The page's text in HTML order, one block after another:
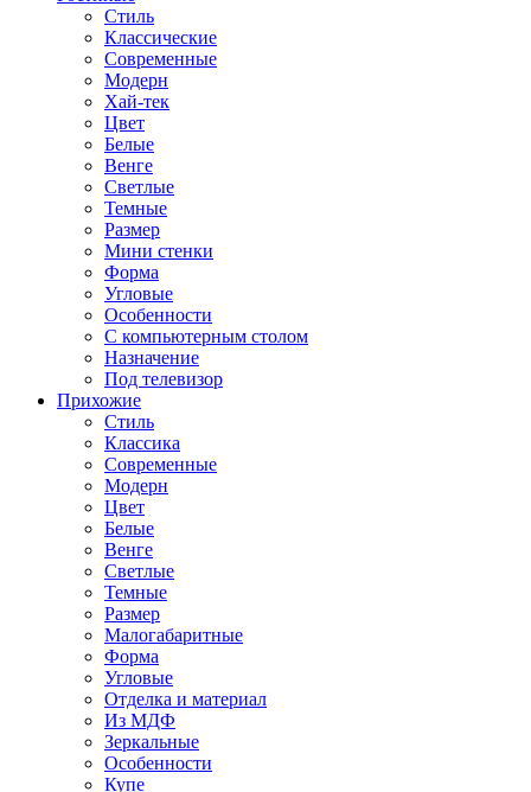
Стиль
Классические
Современные
Модерн
Хай-тек
Цвет
Белые
Венге
Светлые
Темные
Размер
Мини стенки
Форма
Угловые
Особенности
С компьютерным столом
Назначение
Под телевизор
Прихожие
Стиль
Классика
Современные
Модерн
Цвет
Белые
Венге
Светлые
Темные
Размер
Малогабаритные
Форма
Угловые
Отделка и материал
Из МДФ
Зеркальные
Особенности
Купе